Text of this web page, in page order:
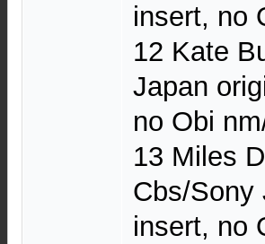
insert, no
12 Kate
Japan
no Obi
13 Miles
Cbs/Sony
insert, no